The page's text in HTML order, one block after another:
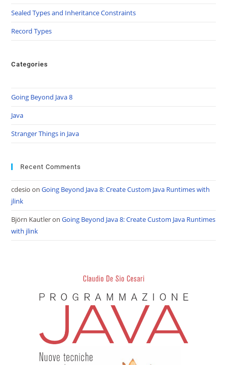
Sealed Types and Inheritance Constraints
Record Types
Categories
Going Beyond Java 8
Java
Stranger Things in Java
Recent Comments
cdesio onGoing Beyond Java 8: Create Custom Java Runtimes with
jlink
Björn KautleronGoing Beyond Java 8: Create Custom Java Runtimes
with jlink